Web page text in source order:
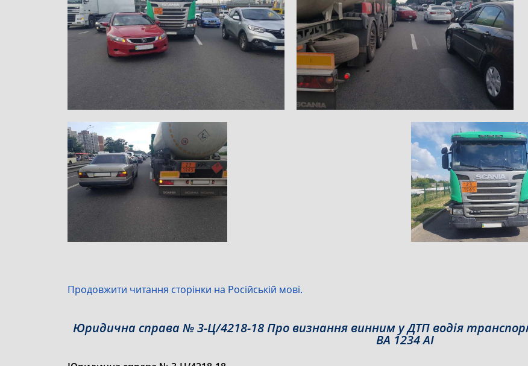
Продовжити читання сторінки на Російській мові.
Юридична справа № 3-Ц/4218-18 Про визнання винним у ДТП водія
ВА 1234 АІ